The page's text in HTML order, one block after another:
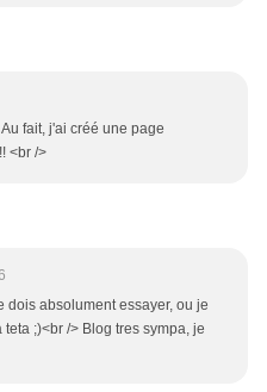
fait, j'ai créé une page
<br />
dois absolument essayer, ou je
;)<br /> Blog tres sympa, je